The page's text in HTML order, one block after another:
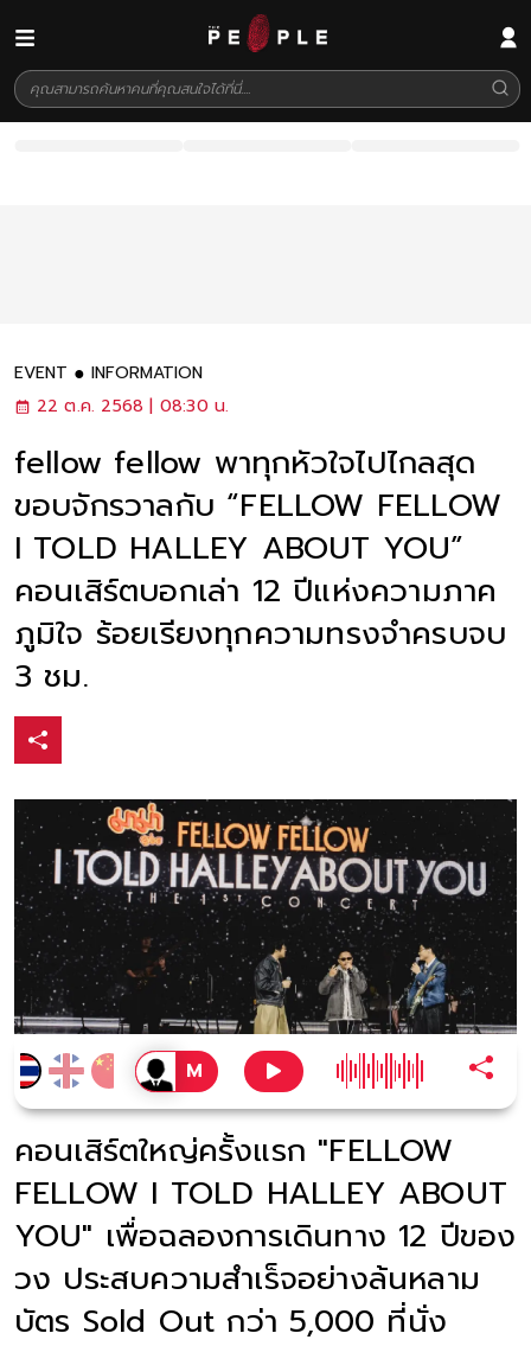
EVENT
INFORMATION
22 ต.ค. 2568 | 08:30 น.
fellow fellow พาทุกหัวใจไปไกลสุด
ขอบจักรวาลกับ “FELLOW FELLOW
I TOLD HALLEY ABOUT YOU”
คอนเสิร์ตบอกเล่า 12 ปีแห่งความภาค
ภูมิใจ ร้อยเรียงทุกความทรงจำครบจบ
3 ชม.
คอนเสิร์ตใหญ่ครั้งแรก "FELLOW
FELLOW I TOLD HALLEY ABOUT
YOU" เพื่อฉลองการเดินทาง 12 ปีของ
วง ประสบความสำเร็จอย่างล้นหลาม
บัตร Sold Out กว่า 5,000 ที่นั่ง